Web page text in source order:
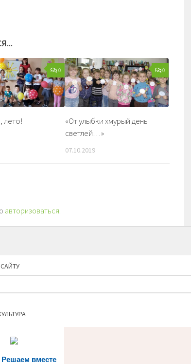
0
лето!
0
«От улыбки хмурый день
светлей…»
07.10.2019
авторизоваться
Решаем вместе